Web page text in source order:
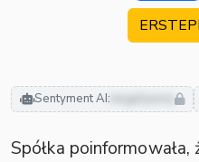
Sentyment AI: negatywny
Spółka